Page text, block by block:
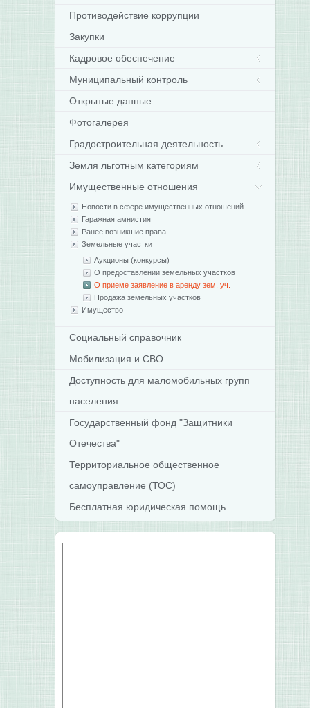
Противодействие коррупции
Закупки
Кадровое обеспечение
Муниципальный контроль
Открытые данные
Фотогалерея
Градостроительная деятельность
Земля льготным категориям
Имущественные отношения
Новости в сфере имущественных отношений
Гаражная амнистия
Ранее возникшие права
Земельные участки
Аукционы (конкурсы)
О предоставлении земельных участков
О приеме заявление в аренду зем. уч.
Продажа земельных участков
Имущество
Социальный справочник
Мобилизация и СВО
Доступность для маломобильных групп
населения
Государственный фонд "Защитники
Отечества"
Территориальное общественное
самоуправление (ТОС)
Бесплатная юридическая помощь